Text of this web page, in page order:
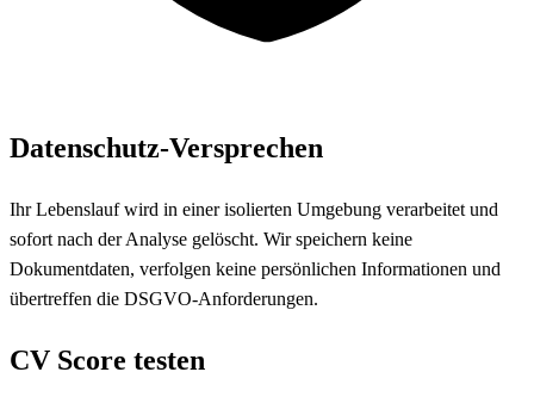
Datenschutz-Versprechen
Ihr Lebenslauf wird in einer isolierten Umgebung verarbeitet und
sofort nach der Analyse gelöscht. Wir speichern keine
Dokumentdaten, verfolgen keine persönlichen Informationen und
übertreffen die DSGVO-Anforderungen.
CV Score testen